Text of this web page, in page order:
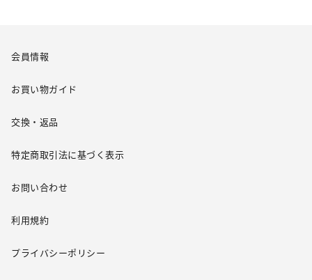
会員情報
お買い物ガイド
交換・返品
特定商取引法に基づく表示
お問い合わせ
利用規約
プライバシーポリシー